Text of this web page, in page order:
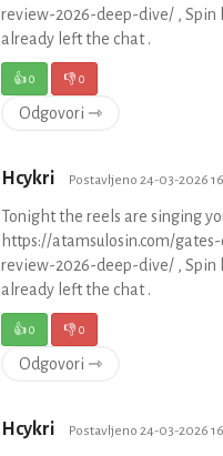
review-2026-deep-dive/ ,
already left the chat .
👍0 👎0
Odgovori ⇾
Hcykri Postavljeno 24-03-2026
Tonight the reels are singing
https://atamsulosin.com/
review-2026-deep-dive/ ,
already left the chat .
👍0 👎0
Odgovori ⇾
Hcykri Postavljeno 24-03-2026